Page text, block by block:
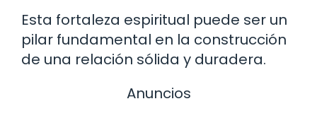
Esta fortaleza espiritual puede ser un
pilar fundamental en la construcción
de una relación sólida y duradera.
Anuncios